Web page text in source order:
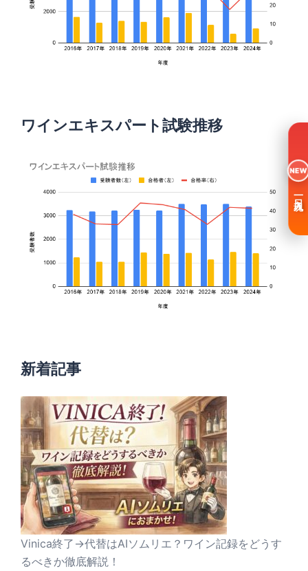
ワインエキスパート試験推移
新着記事
Vinica終了→代替はAIソムリエ？ワイン記録をどうす
るべきか徹底解説！
NEW